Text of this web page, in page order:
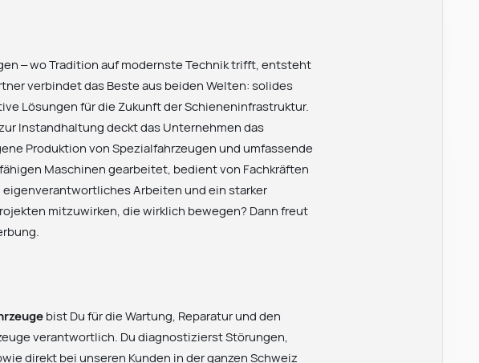
– wo Tradition auf modernste Technik trifft, entsteht
verbindet das Beste aus beiden Welten: solides
Lösungen für die Zukunft der Schieneninfrastruktur.
Instandhaltung deckt das Unternehmen das
Produktion von Spezialfahrzeugen und umfassende
Maschinen gearbeitet, bedient von Fachkräften
eigenverantwortliches Arbeiten und ein starker
mitzuwirken, die wirklich bewegen? Dann freut
bist Du für die Wartung, Reparatur und den
verantwortlich. Du diagnostizierst Störungen,
direkt bei unseren Kunden in der ganzen Schweiz